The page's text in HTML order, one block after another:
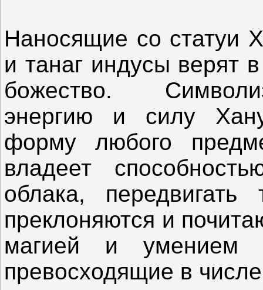
Наносящие со статуи
и танаг индусы верят
божество.
энергию и силу
форму любого
владеет
облака,
преклоняются и
магией и умением
превосходящие в